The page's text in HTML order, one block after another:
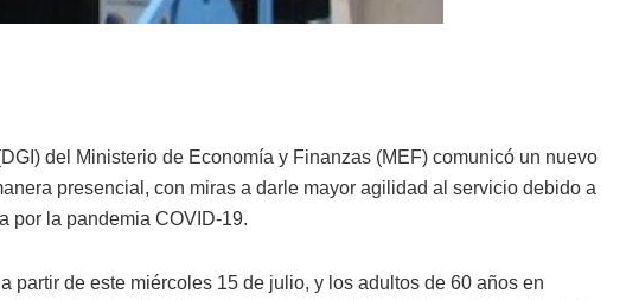
del Ministerio de Economía y Finanzas (MEF) comunicó un nuevo
presencial, con miras a darle mayor agilidad al servicio debido a
por la pandemia COVID-19.
partir de este miércoles 15 de julio, y los adultos de 60 años en